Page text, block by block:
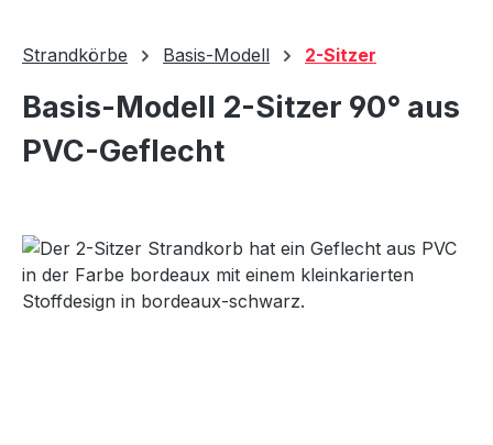
Strandkörbe Basis-Modell 2-Sitzer
Basis-Modell 2-Sitzer 90° aus
PVC-Geflecht
Bildergalerie überspringen